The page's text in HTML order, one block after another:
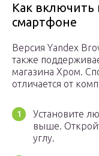
Как включить
смартфоне
Версия Yandex
также
магазина Хром.
отличается от
Установите
выше.
углу.